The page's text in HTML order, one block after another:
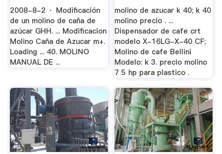
2008-8-2 · Modificación
de un molino de caña de
azúcar GHH. ... Modificacion
Molino Caña de Azucar m+.
Loading ... 40. MOLINO
MANUAL DE ...
molino de azucar k 40; k 40
molino precio . ...
Dispensador de cafe crt
modelo X-16LG-X-40 CF;
Molino de cafe Bellini
Modelo: k 3. precio molino
7 5 hp para plastico .